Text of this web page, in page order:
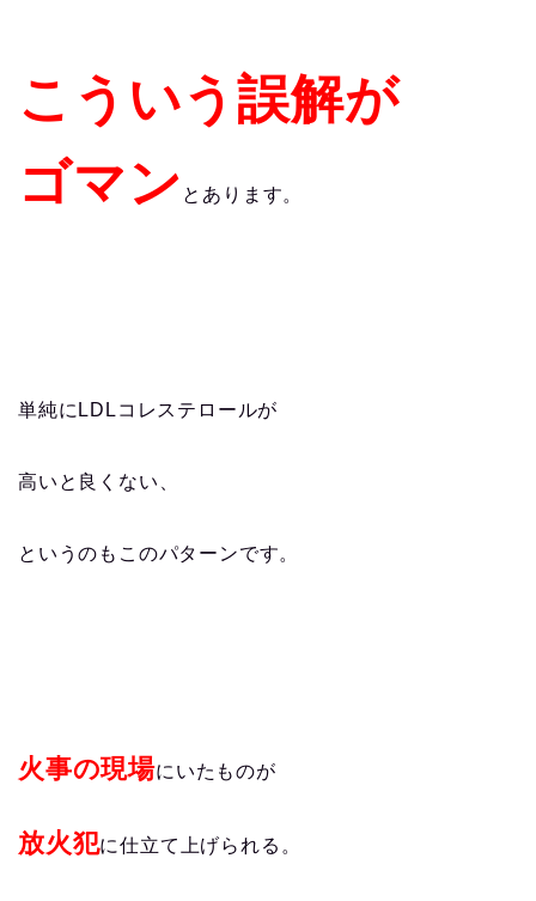
こういう誤解が
ゴマン とあります。
単純にLDLコレステロールが
高いと良くない、
というのもこのパターンです。
火事の現場にいたものが
放火犯に仕立て上げられる。